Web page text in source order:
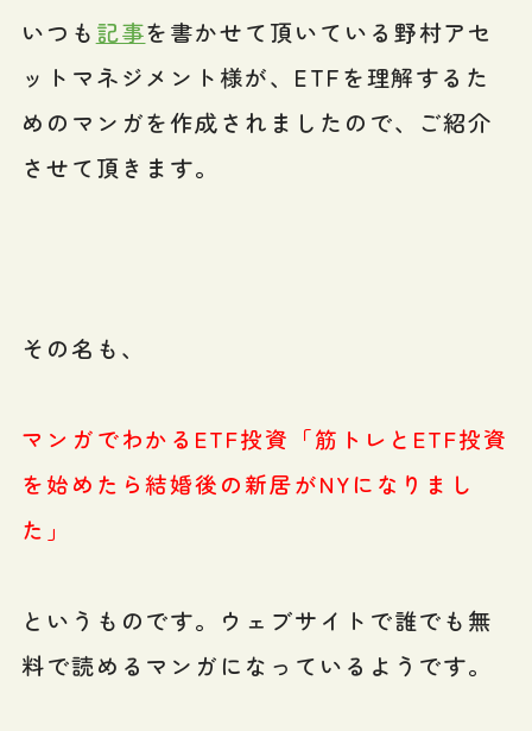
いつも 記事を書かせて頂いている野村アセ
ットマネジメント様が、ETFを理解するた
めのマンガを作成されましたので、ご紹介
させて頂きます。
その名も、
マンガでわかるETF投資「筋トレとETF投資
を始めたら結婚後の新居がNYになりまし
た」
というものです。ウェブサイトで誰でも無
料で読めるマンガになっているようです。